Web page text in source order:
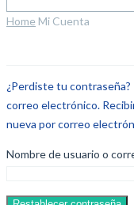
Home Mi Cuenta
¿Perdiste tu
correo electrónico.
nueva por correo
Nombre de usuario o